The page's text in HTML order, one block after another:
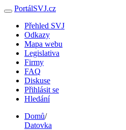
PortálSVJ.cz
Přehled SVJ
Odkazy
Mapa webu
Legislativa
Firmy
FAQ
Diskuse
Přihlásit se
Hledání
Domů/
Datovka